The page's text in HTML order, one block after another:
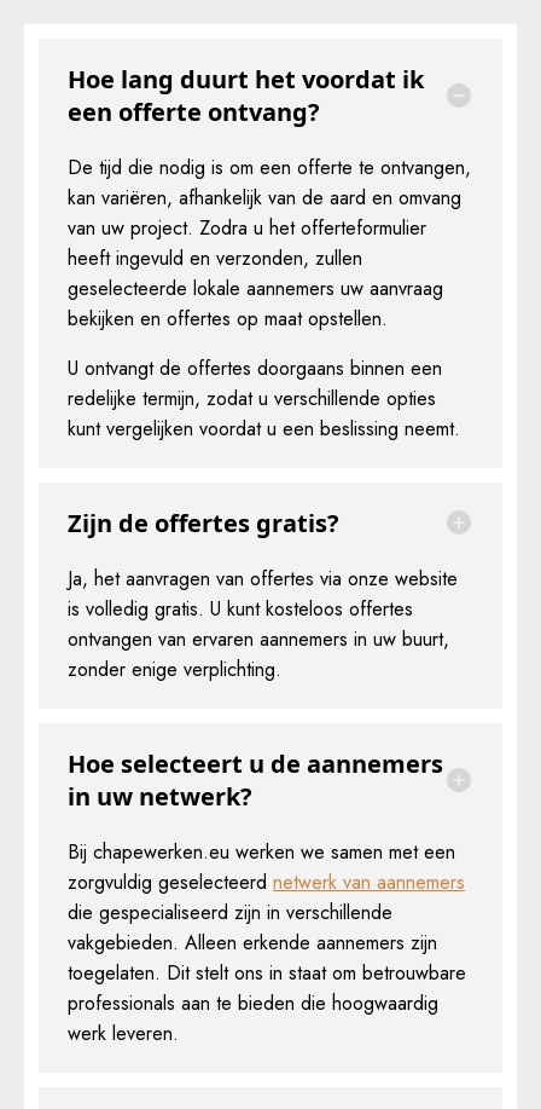
Hoe lang duurt het voordat ik
een offerte ontvang?
De tijd die nodig is om een offerte te ontvangen,
kan variëren, afhankelijk van de aard en omvang
van uw project. Zodra u het offerteformulier
heeft ingevuld en verzonden, zullen
geselecteerde lokale aannemers uw aanvraag
bekijken en offertes op maat opstellen.
U ontvangt de offertes doorgaans binnen een
redelijke termijn, zodat u verschillende opties
kunt vergelijken voordat u een beslissing neemt.
Zijn de offertes gratis?
Ja, het aanvragen van offertes via onze website
is volledig gratis. U kunt kosteloos offertes
ontvangen van ervaren aannemers in uw buurt,
zonder enige verplichting.
Hoe selecteert u de aannemers
in uw netwerk?
Bij chapewerken.eu werken we samen met een
zorgvuldig geselecteerd netwerk van aannemers
die gespecialiseerd zijn in verschillende
vakgebieden. Alleen erkende aannemers zijn
toegelaten. Dit stelt ons in staat om betrouwbare
professionals aan te bieden die hoogwaardig
werk leveren.